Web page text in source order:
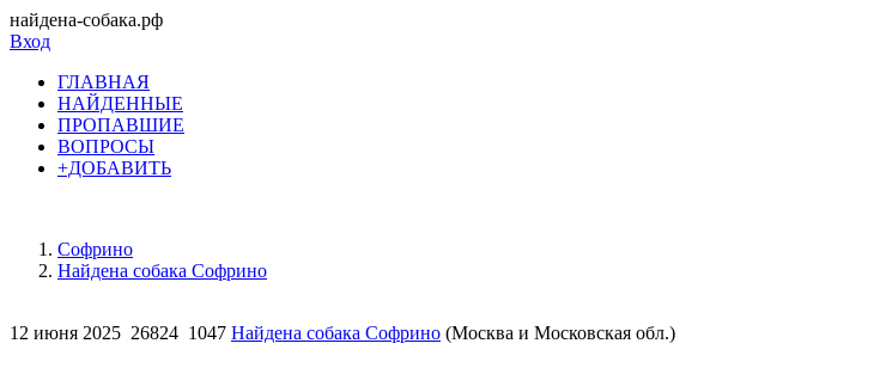
найдена-собака.рф
Вход
ГЛАВНАЯ
НАЙДЕННЫЕ
ПРОПАВШИЕ
ВОПРОСЫ
+ДОБАВИТЬ
Софрино
Найдена собака Софрино
12 июня 2025 26824 1047 Найдена собака Софрино (Москва и Московская обл.)